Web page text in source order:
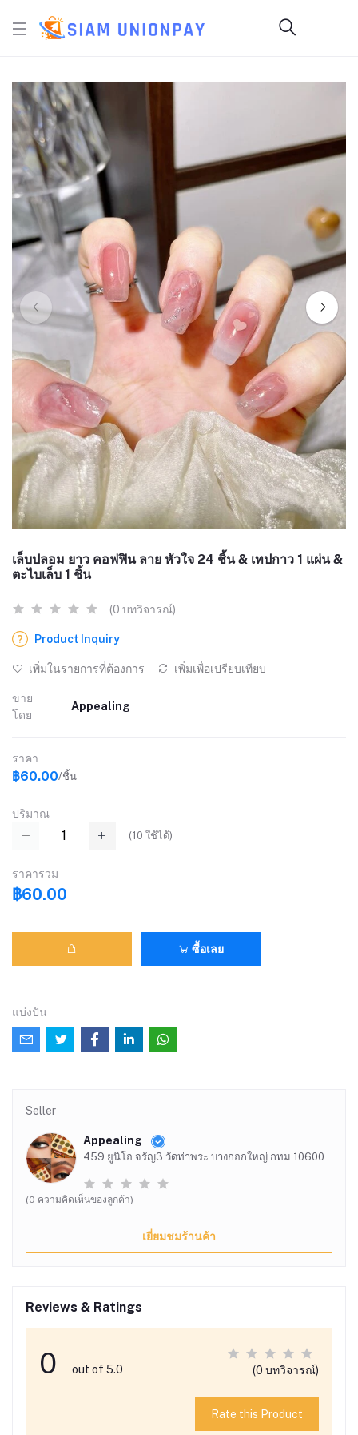
เล็บปลอม ยาว คอฟฟิน ลาย หัวใจ 24 ชิ้น & เทปกาว 1 แผ่น &
ตะไบเล็บ 1 ชิ้น
(0 บทวิจารณ์)
Product Inquiry
เพิ่มในรายการที่ต้องการ เพิ่มเพื่อเปรียบเทียบ
ขาย
โดย
Appealing
ราคา
฿60.00/ชิ้น
ปริมาณ
(10 ใช้ได้)
ราคารวม
฿60.00
ซื้อเลย
แบ่งปัน
Seller
Appealing
459 ยูนิโอ จรัญ3 วัดท่าพระ บางกอกใหญ่ กทม 10600
(0 ความคิดเห็นของลูกค้า)
เยี่ยมชมร้านค้า
Reviews & Ratings
0 out of 5.0 (0 บทวิจารณ์)
Rate this Product